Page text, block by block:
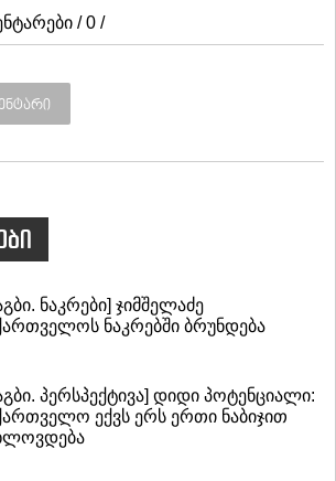
/ 0 /
ნაკრები] ჯიმშელაძე
ნაკრებში ბრუნდება
პერსპექტივა] დიდი პოტენციალი:
ექვს ერს ერთი ნაბიჯით